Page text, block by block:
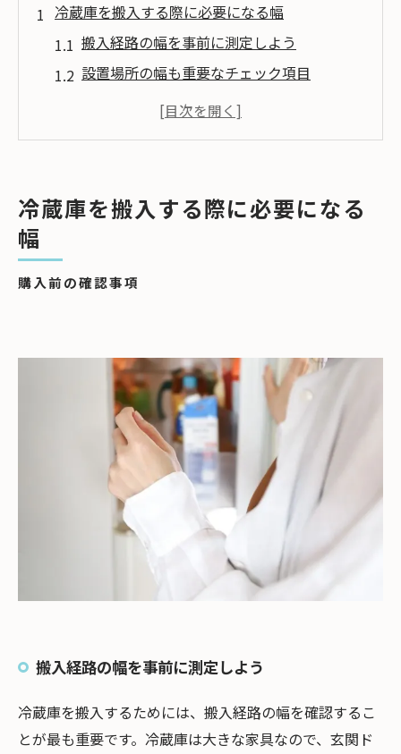
冷蔵庫を搬入する際に必要になる幅
搬入経路の幅を事前に測定しよう
設置場所の幅も重要なチェック項目
冷蔵庫搬入の際に必要になる幅のチェック
冷蔵庫の幅問題を解決するために
心配な場合は業者に相談
冷蔵庫を搬入する際に必要になる
幅
購入前の確認事項
搬入経路の幅を事前に測定しよう
冷蔵庫を搬入するためには、搬入経路の幅を確認するこ
とが最も重要です。冷蔵庫は大きな家具なので、玄関ド